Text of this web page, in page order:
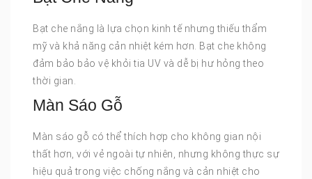
Bạt che nắng là lựa chọn kinh tế nhưng thiếu thẩm
mỹ và khả năng cản nhiệt kém hơn. Bạt che không
đảm bảo bảo vệ khỏi tia UV và dễ bị hư hỏng theo
thời gian.
Màn Sáo Gỗ
Màn sáo gỗ có thể thích hợp cho không gian nội
thất hơn, với vẻ ngoài tự nhiên, nhưng không thực sự
hiệu quả trong việc chống nắng và cản nhiệt cho